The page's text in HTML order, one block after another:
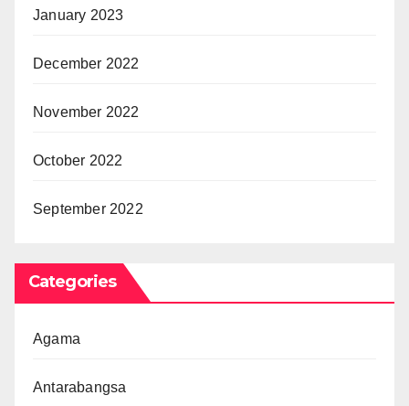
January 2023
December 2022
November 2022
October 2022
September 2022
Categories
Agama
Antarabangsa